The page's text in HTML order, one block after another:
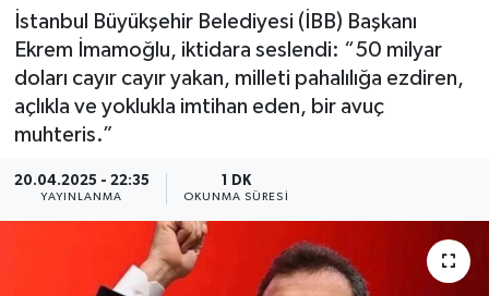
İstanbul Büyükşehir Belediyesi (İBB) Başkanı
Ekrem İmamoğlu, iktidara seslendi: “50 milyar
doları cayır cayır yakan, milleti pahalılığa ezdiren,
açlıkla ve yoklukla imtihan eden, bir avuç
muhteris.”
20.04.2025 - 22:35
YAYINLANMA
1 DK
OKUNMA SÜRESI